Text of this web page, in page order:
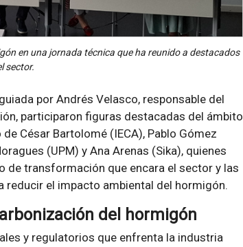
en una jornada técnica que ha reunido a destacados
sector.
por Andrés Velasco, responsable del
participaron figuras destacadas del ámbito
César Bartolomé (IECA), Pablo Gómez
(UPM) y Ana Arenas (Sika), quienes
de transformación que encara el sector y las
reducir el impacto ambiental del hormigón.
del hormigón
y regulatorios que enfrenta la industria